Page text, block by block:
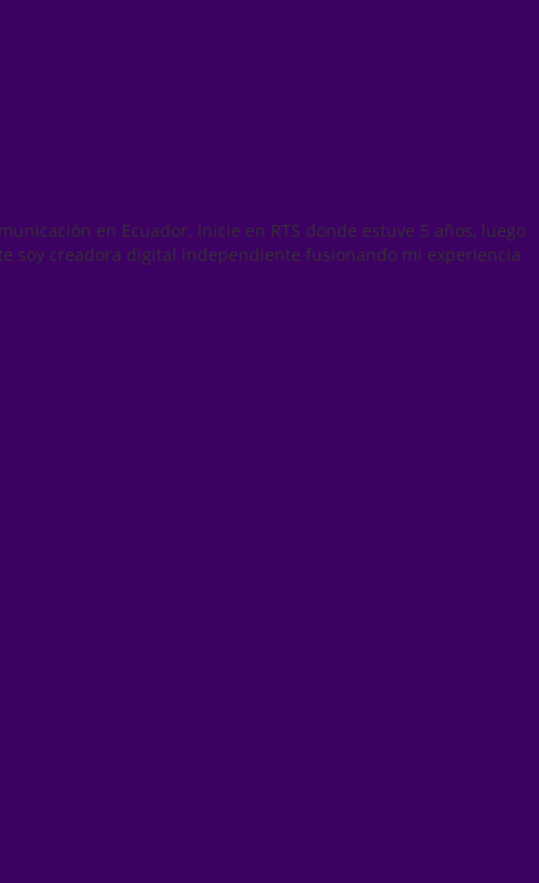
en Ecuador. Inicie en RTS donde estuve 5 años, luego
soy creadora digital independiente fusionando mi experiencia